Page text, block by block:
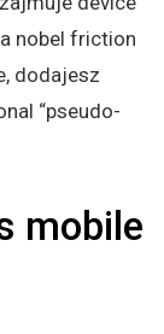
nobel friction
dodajesz
“pseudo-
mobile